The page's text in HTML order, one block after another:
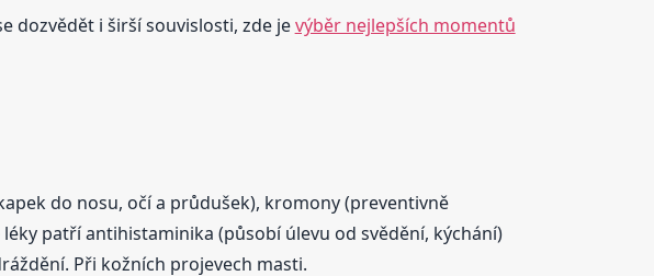
dozvědět i širší souvislosti, zde jevýběr nejlepších momentů
do nosu, očí a průdušek), kromony (preventivně
patří antihistaminika (působí úlevu od svědění, kýchání)
Při kožních projevech masti.